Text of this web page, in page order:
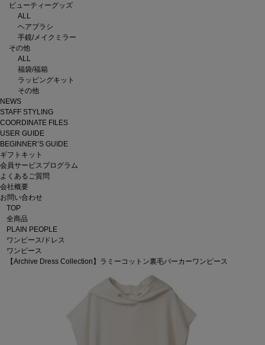
ビューティーグッズ
ALL
ヘアブラシ
手鏡/メイクミラー
その他
ALL
福袋/福箱
ラッピングキット
その他
NEWS
STAFF STYLING
COORDINATE FILES
USER GUIDE
BEGINNER’S GUIDE
ギフトキット
会員サービスプログラム
よくあるご質問
会社概要
お問い合わせ
TOP
全商品
PLAIN PEOPLE
ワンピース/ドレス
ワンピース
【Archive Dress Collection】ラミーコットン裏毛パーカーワンピース